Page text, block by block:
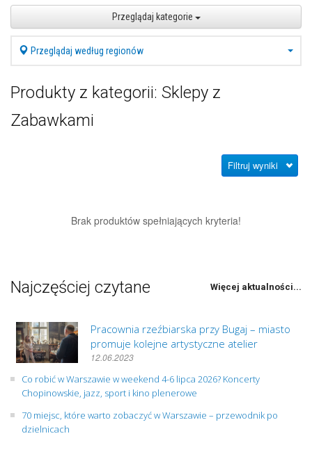
Przeglądaj kategorie
Przeglądaj według regionów
Produkty z kategorii: Sklepy z
Zabawkami
Filtruj wyniki
Brak produktów spełniających kryteria!
Najczęściej czytane Więcej aktualności...
Pracownia rzeźbiarska przy Bugaj – miasto
promuje kolejne artystyczne atelier
12.06.2023
Co robić w Warszawie w weekend 4-6 lipca 2026? Koncerty
Chopinowskie, jazz, sport i kino plenerowe
70 miejsc, które warto zobaczyć w Warszawie – przewodnik po
dzielnicach